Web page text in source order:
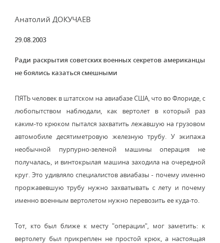
Анатолий ДОКУЧАЕВ
29.08.2003
Ради раскрытия советских военных секретов американцы
не боялись казаться смешными
ПЯТЬ человек в штатском на авиабазе США, что во Флориде, с
любопытством наблюдали, как вертолет в который раз
каким-то крюком пытался захватить лежавшую на грузовом
автомобиле десятиметровую железную трубу. У экипажа
необычной пурпурно-зеленой машины операция не
получалась, и винтокрылая машина заходила на очередной
круг. Это удивляло специалистов авиабазы - почему именно
проржавевшую трубу нужно захватывать с лету и почему
именно военным вертолетом нужно перевозить ее куда-то.
Тот, кто был ближе к месту "операции", мог заметить: к
вертолету был прикреплен не простой крюк, а настоящая